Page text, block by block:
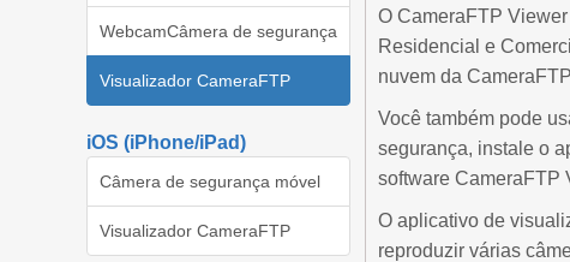
WebcamCâmera de segurança
Visualizador CameraFTP
iOS (iPhone/iPad)
Câmera de segurança móvel
Visualizador CameraFTP
O CameraFTP
Residencial e
nuvem da
Você também pode
segurança, instale o
software CameraFTP
O aplicativo de
reproduzir várias